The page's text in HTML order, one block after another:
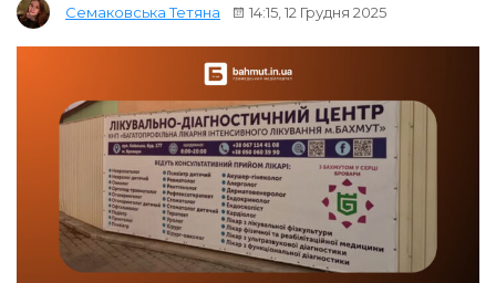
Семаковська Тетяна 14:15, 12 Грудня 2025